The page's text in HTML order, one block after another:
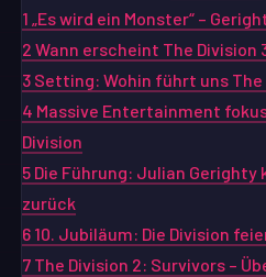
1 „Es wird ein Monster“ –
2 Wann erscheint The Division
3 Setting: Wohin führt uns The
4 Massive Entertainment
Division
5 Die Führung: Julian Gerighty
zurück
6 10. Jubiläum: Die Division
7 The Division 2: Survivors –